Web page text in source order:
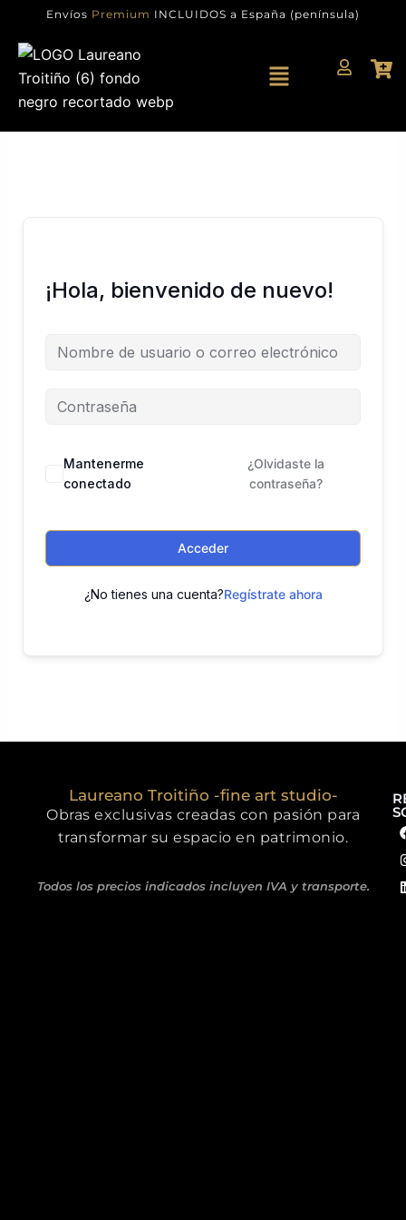
contenido
Envíos Premium INCLUIDOS a España (península)
Menú
¡Hola, bienvenido de nuevo!
Mantenerme
conectado
¿Olvidaste la
contraseña?
Acceder
¿No tienes una cuenta?Regístrate ahora
Laureano Troitiño -fine art studio-
Obras exclusivas creadas con pasión para
transformar su espacio en patrimonio.
Todos los precios indicados incluyen IVA y transporte.